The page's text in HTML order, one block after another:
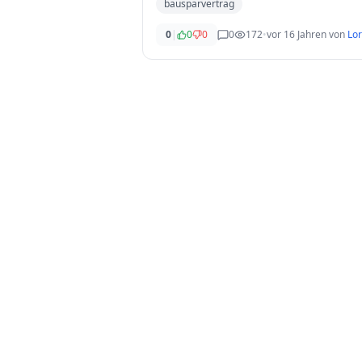
bausparvertrag
0| 0 0 0 172•vor 16 Jahrenvon